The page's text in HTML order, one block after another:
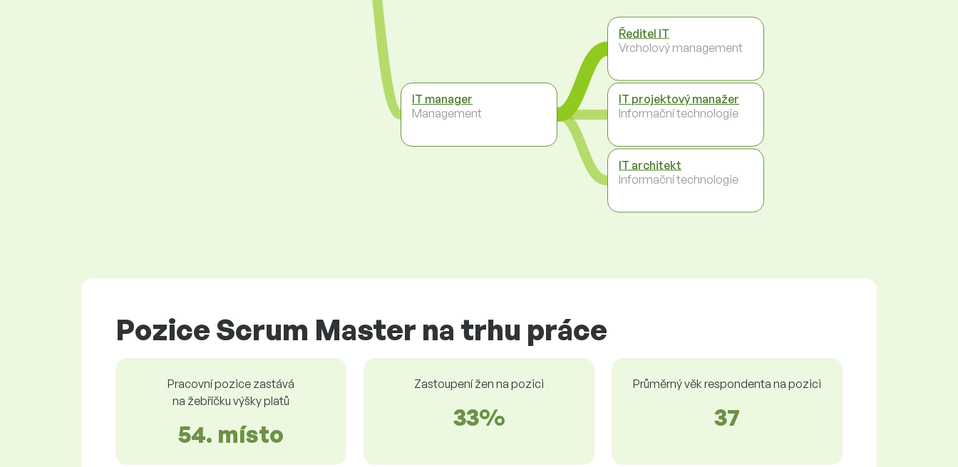
IT manager
Management
Ředitel IT
Vrcholový management
IT projektový manažer
Informační technologie
IT architekt
Informační technologie
Pozice Scrum Master na trhu práce
Pracovní pozice zastává
na žebříčku výšky platů
54. místo
Zastoupení žen na pozici
33%
Průměrný věk respondenta na pozici
37